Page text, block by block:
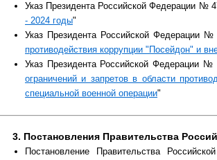
Указ Президента Российской Федерации №
- 2024 годы"
Указ Президента Российской Федерации
противодействия коррупции "Посейдон" и
Указ Президента Российской Федерации
ограничений и запретов в области
специальной военной операции"
3. Постановления Правительства
Постановление Правительства